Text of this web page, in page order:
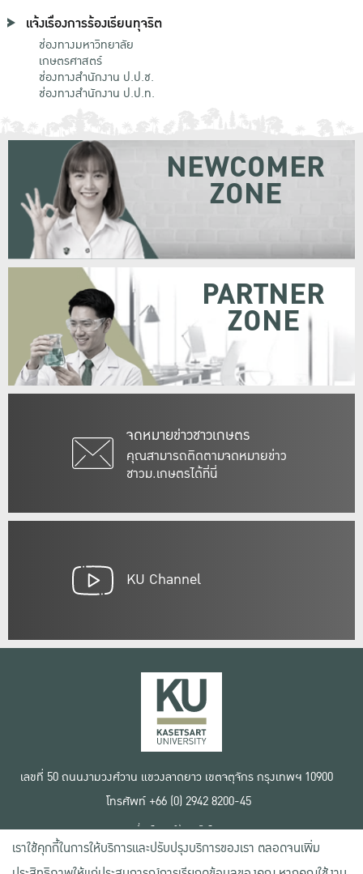
แจ้งเรื่องการร้องเรียนทุจริต
ช่องทางมหาวิทยาลัย
เกษตรศาสตร์
ช่องทางสำนักงาน ป.ป.ช.
ช่องทางสำนักงาน ป.ป.ท.
จดหมายข่าวชาวเกษตร
คุณสามารถติดตามจดหมายข่าว
ชาวม.เกษตรได้ที่นี่
NEWCOMER
ZONE
PARTNER
ZONE
KU Channel
เลขที่ 50 ถนนงามวงศ์วาน แขวงลาดยาว เขตจตุจักร กรุงเทพฯ 10900
โทรศัพท์ +66 (0) 2942 8200-45
เงื่อนไขการใช้งานเว็บไซต์
ข้อตกลงด้านสิทธิ์ใช้งาน
นโยบายความเป็นส่วนตัว
เราใช้คุกกี้ในการให้บริการและปรับปรุงบริการของเรา ตลอดจนเพิ่ม